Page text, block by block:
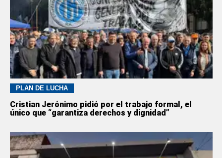
PLAN DE LUCHA
Cristian Jerónimo pidió por el trabajo formal, el
único que “garantiza derechos y dignidad”